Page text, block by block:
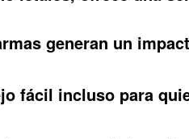
generan un
fácil incluso para